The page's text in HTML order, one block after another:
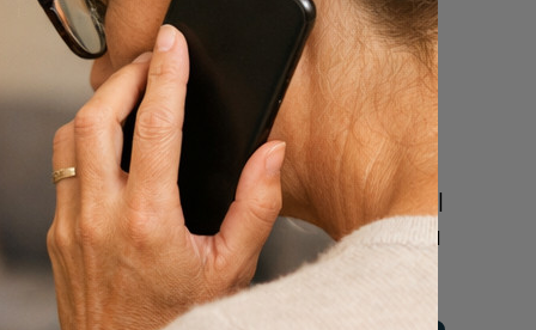
Nu
een uitvaart
regelen
Beschrijf uw wensen
online of bel ons geheel
vrijblijvend voor hulp na
een overlijden.